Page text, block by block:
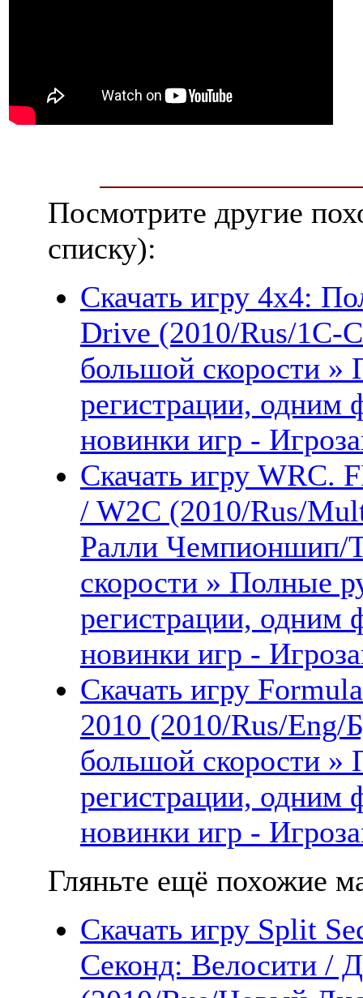
Посмотрите другие
списку):
Скачать игру 4x4:
Drive (2010/Rus/1С-
большой скорости »
регистрации, одним
новинки игр -
Скачать игру WRC.
/ W2C (2010/Rus/
Ралли Чемпионшип/
скорости » Полные
регистрации, одним
новинки игр -
Скачать игру
2010 (2010/Rus/Eng/
большой скорости »
регистрации, одним
новинки игр -
Гляньте ещё похожие
Скачать игру Split
Секонд: Велосити /